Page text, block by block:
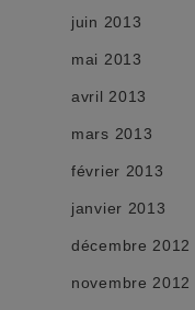
juin 2013
mai 2013
avril 2013
mars 2013
février 2013
janvier 2013
décembre 2012
novembre 2012